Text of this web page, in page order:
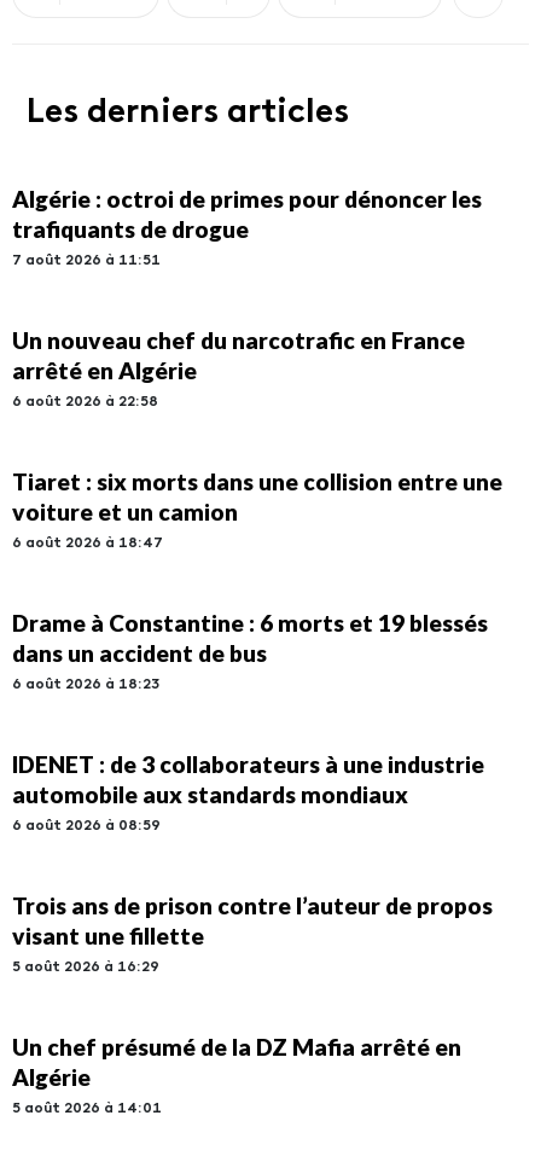
Les derniers articles
Algérie : octroi de primes pour dénoncer les
trafiquants de drogue
7 août 2026 à 11:51
Un nouveau chef du narcotrafic en France
arrêté en Algérie
6 août 2026 à 22:58
Tiaret : six morts dans une collision entre une
voiture et un camion
6 août 2026 à 18:47
Drame à Constantine : 6 morts et 19 blessés
dans un accident de bus
6 août 2026 à 18:23
IDENET : de 3 collaborateurs à une industrie
automobile aux standards mondiaux
6 août 2026 à 08:59
Trois ans de prison contre l’auteur de propos
visant une fillette
5 août 2026 à 16:29
Un chef présumé de la DZ Mafia arrêté en
Algérie
5 août 2026 à 14:01